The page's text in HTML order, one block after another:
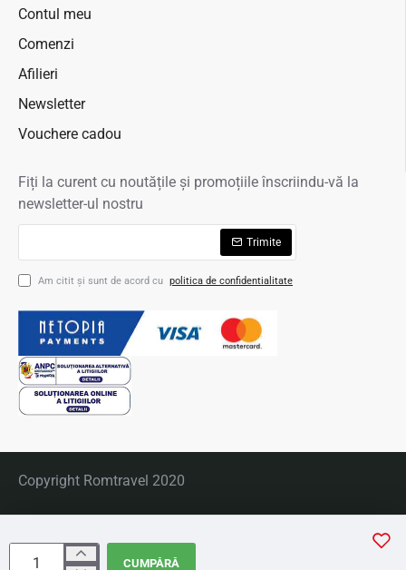
CUMPĂRĂ
Contul meu
Comenzi
Afilieri
Newsletter
Vouchere cadou
Fiți la curent cu noutățile și promoțiile înscriindu-vă la
newsletter-ul nostru
Trimite
Am citit şi sunt de acord cu politica de confidentialitate
Copyright Romtravel 2020